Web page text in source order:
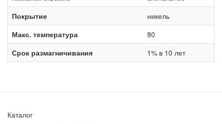
Покрытие
никель
Макс. температура
80
Срок размагничивания
1% в 10 лет
Каталог